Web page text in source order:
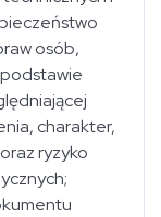
osób,
charakter,
ryzyko